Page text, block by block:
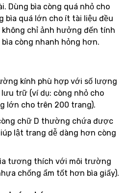
Dùng bìa còng quá nhỏ cho
bìa quá lớn cho ít tài liệu đều
chỉ ảnh hưởng đến tính
còng nhanh hỏng hơn.
kính phù hợp với số lượng
trữ (ví dụ: còng nhỏ cho
lớn cho trên 200 trang).
chữ D thường chứa được
lật trang dễ dàng hơn còng
tương thích với môi trường
chống ẩm tốt hơn bìa giấy).